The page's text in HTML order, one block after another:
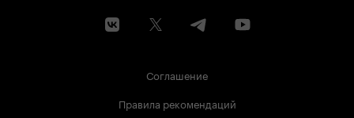
Соглашение
Правила рекомендаций